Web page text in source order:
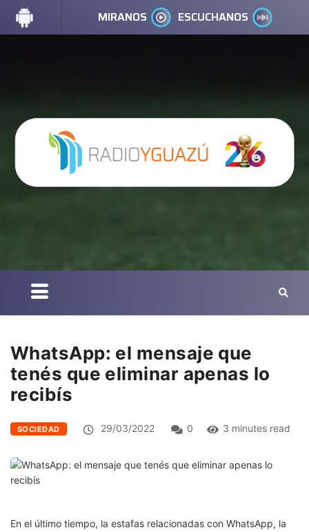
MIRANOS ESCUCHANOS
WhatsApp: el mensaje que
tenés que eliminar apenas lo
recibís
SOCIEDAD 29/03/2022 0 3 minutes read
En el último tiempo, la estafas relacionadas con WhatsApp, la